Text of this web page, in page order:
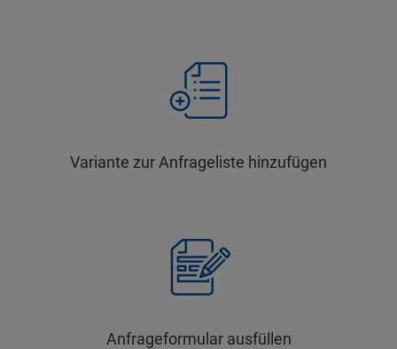
Variante zur Anfrageliste hinzufügen
Anfrageformular ausfüllen